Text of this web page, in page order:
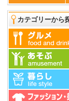
カテゴリーから